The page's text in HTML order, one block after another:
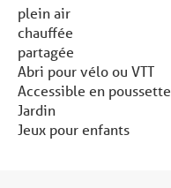
plein air
chauffée
partagée
Abri pour vélo ou VTT
Accessible en poussette
Jardin
Jeux pour enfants